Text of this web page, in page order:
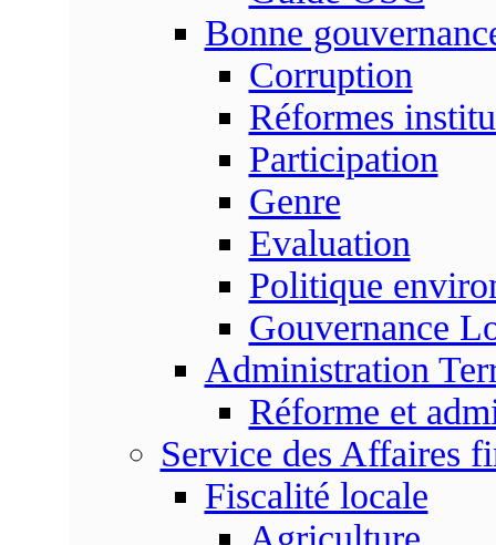
Bonne
Corruption
Réformes
Participation
Genre
Evaluation
Politique
Gouvernance
Administration
Réforme et
Service des Affaires
Fiscalité locale